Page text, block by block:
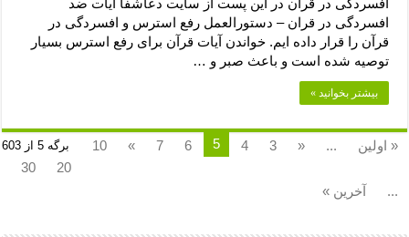
افسردگی در قرآن در این پست از سایت دعاشفا آیات ضد
افسردگی در قران – دستورالعمل رفع استرس و افسردگی در
قرآن را قرار داده ایم. خواندن آیات قرآن برای رفع استرس بسیار
توصیه شده است و باعث صبر و …
بیشتر بخوانید »
برگه 5 از 603 « اولین ...
«
3
4
5
6
7
»
10
20
30
...
آخرین »